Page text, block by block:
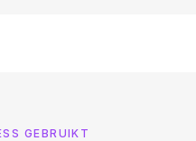
GEBRUIKT